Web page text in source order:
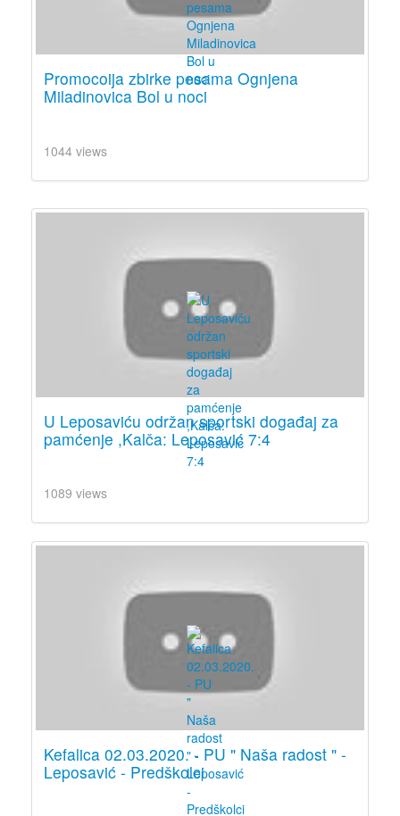
Promocoija zbirke pesama Ognjena
Miladinovica Bol u noci
1044 views
U Leposaviću održan sportski događaj za
pamćenje ,Kalča: Leposavić 7:4
1089 views
Kefalica 02.03.2020. - PU " Naša radost " -
Leposavić - Predškolci